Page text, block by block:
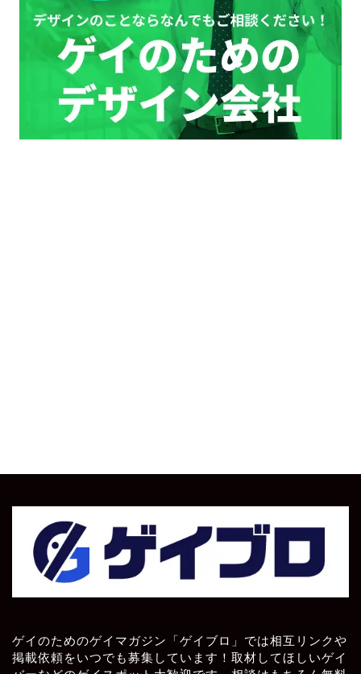
ゲイのためのゲイマガジン「ゲイブロ」では相互リンクや
掲載依頼をいつでも募集しています！取材してほしいゲイ